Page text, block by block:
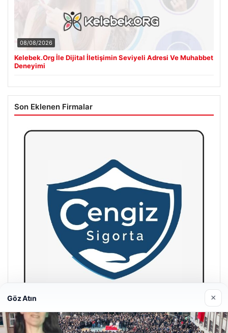
08/08/2026
Kelebek.Org İle Dijital İletişimin Seviyeli Adresi Ve Muhabbet
Deneyimi
Son Eklenen Firmalar
Hastaş Beton
Göz Atın ×